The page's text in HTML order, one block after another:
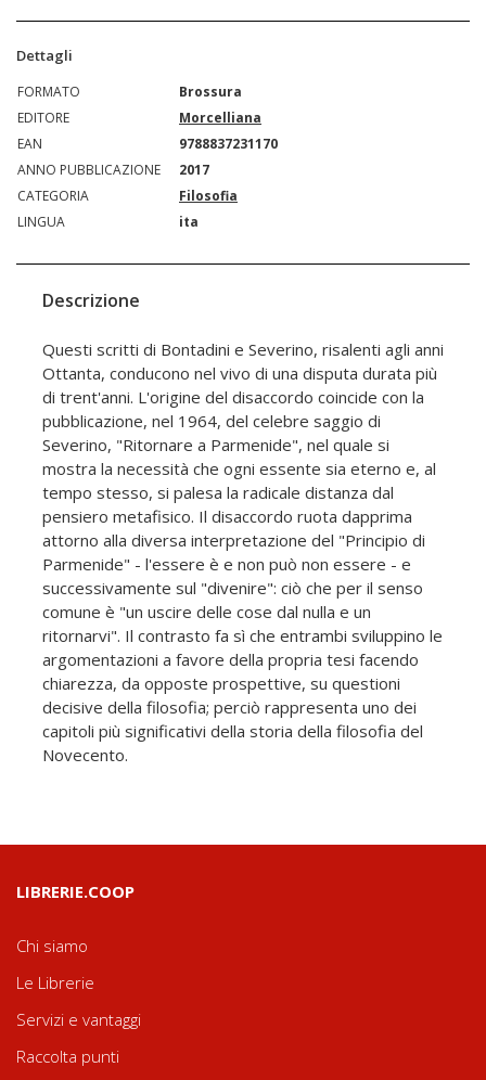
Dettagli
FORMATO
Brossura
EDITORE
Morcelliana
EAN
9788837231170
ANNO PUBBLICAZIONE
2017
CATEGORIA
Filosofia
LINGUA
ita
Descrizione
Questi scritti di Bontadini e Severino, risalenti agli anni
Ottanta, conducono nel vivo di una disputa durata più
di trent'anni. L'origine del disaccordo coincide con la
pubblicazione, nel 1964, del celebre saggio di
Severino, "Ritornare a Parmenide", nel quale si
mostra la necessità che ogni essente sia eterno e, al
tempo stesso, si palesa la radicale distanza dal
pensiero metafisico. Il disaccordo ruota dapprima
attorno alla diversa interpretazione del "Principio di
Parmenide" - l'essere è e non può non essere - e
successivamente sul "divenire": ciò che per il senso
comune è "un uscire delle cose dal nulla e un
ritornarvi". Il contrasto fa sì che entrambi sviluppino le
argomentazioni a favore della propria tesi facendo
chiarezza, da opposte prospettive, su questioni
decisive della filosofia; perciò rappresenta uno dei
capitoli più significativi della storia della filosofia del
Novecento.
LIBRERIE.COOP
Chi siamo
Le Librerie
Servizi e vantaggi
Raccolta punti